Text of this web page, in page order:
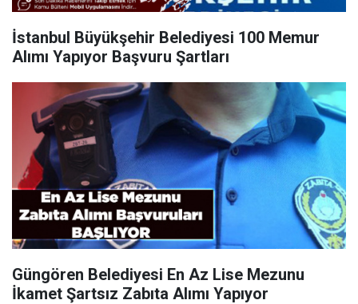
İstanbul Büyükşehir Belediyesi 100 Memur
Alımı Yapıyor Başvuru Şartları
Güngören Belediyesi En Az Lise Mezunu
İkamet Şartsız Zabıta Alımı Yapıyor